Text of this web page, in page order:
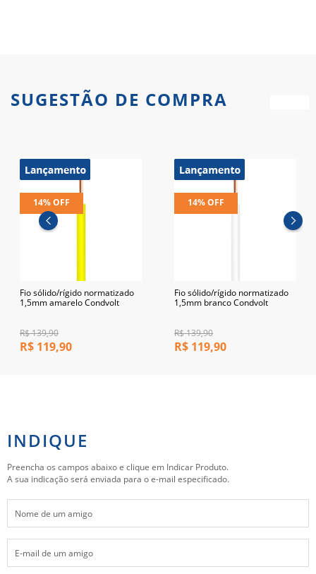
SUGESTÃO DE COMPRA
14% OFF
Fio sólido/rígido normatizado
1,5mm amarelo Condvolt
R$139,90
R$ 119,90
14% OFF
Fio sólido/rígido normatizado
1,5mm branco Condvolt
R$139,90
R$ 119,90
INDIQUE
Preencha os campos abaixo e clique em Indicar Produto.
A sua indicação será enviada para o e-mail especificado.